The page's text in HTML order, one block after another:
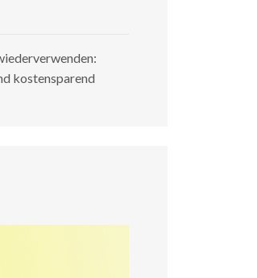
kostensparend